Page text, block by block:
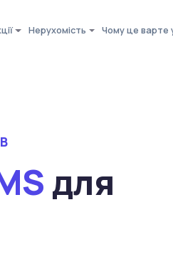
Нерухомість Чому це варте
для